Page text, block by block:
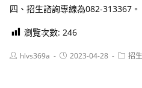
四、招生諮詢專線為082-313367。
瀏覽次數: 246
Posthlvs369a
Post2023-04-28
Post招